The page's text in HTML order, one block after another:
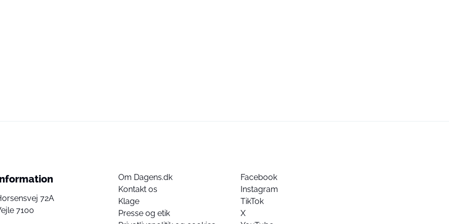
72A
7100
Om Dagens.dk
Kontakt os
Klage
Presse og etik
Facebook
Instagram
TikTok
X